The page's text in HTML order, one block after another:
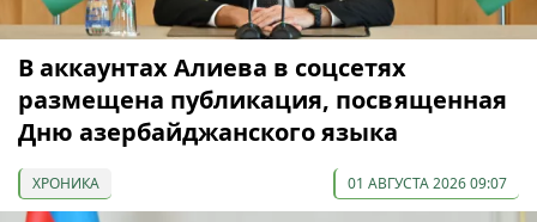
В аккаунтах Алиева в соцсетях
размещена публикация, посвященная
Дню азербайджанского языка
ХРОНИКА 01 АВГУСТА 2026 09:07